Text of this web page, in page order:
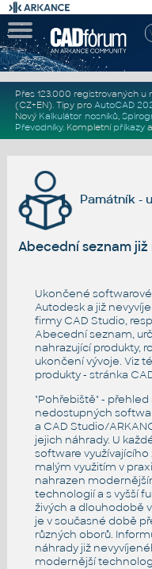
Přes 123.000 registrovaných u
(CZ+EN). Tipy pro AutoCAD
Nový Kalkulátor nosníků,
Převodníky. Kompletní příkazya
Památník -
Abecední seznam
Ukončené
Autodesk a již
firmy CAD Studio,
Abecední seznam,
nahrazující produkty,
ukončení vývoje. Viz
produkty - stránka
"Pohřebiště" -
nedostupných
a CAD Studio/
jejich náhrady. U
software
malým využitím v
nahrazen
technologií a s vyšší
živých a dlouhodobě
je v současné době
různých oborů.
náhrady již
modernější